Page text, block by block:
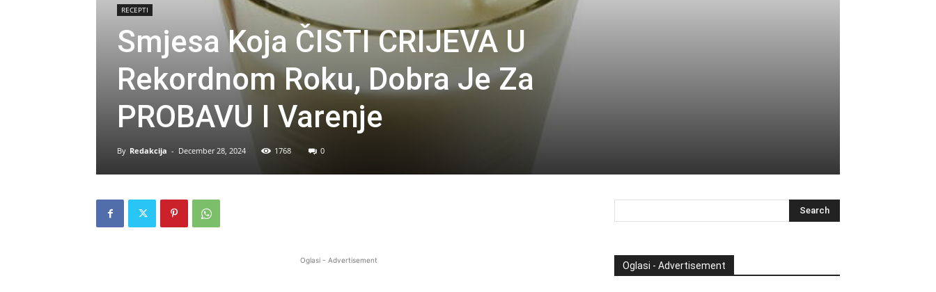
RECEPTI
Smjesa Koja ČISTI CRIJEVA U
Rekordnom Roku, Dobra Je Za
PROBAVU I Varenje
By Redakcija - December 28, 2024 1768 0
Oglasi - Advertisement Oglasi - Advertisement